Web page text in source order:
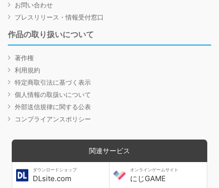
お問い合わせ
プレスリリース・情報受付窓口
作品の取り扱いについて
著作権
利用規約
特定商取引法に基づく表示
個人情報の取扱いについて
外部送信規律に関する公表
コンプライアンスポリシー
関連サービス
ダウンロードショップ
DLsite.com
オンラインゲームサイト
にじGAME